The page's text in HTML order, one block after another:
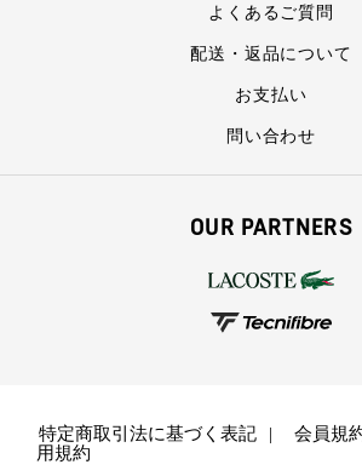
よくあるご質問
配送・返品について
お支払い
問い合わせ
OUR PARTNERS
特定商取引法に基づく表記 会員規
用規約